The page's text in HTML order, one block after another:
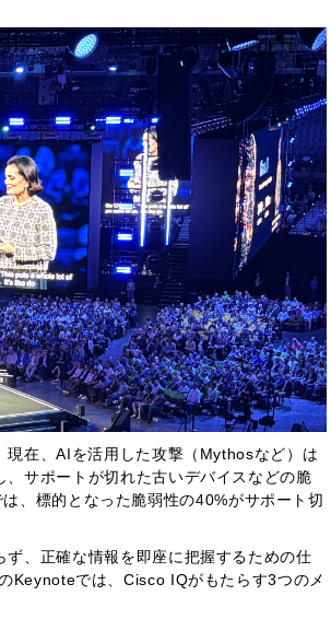
在、AIを活用した攻撃（Mythosなど）は
サポートが切れた古いデバイスなどの脆
、標的となった脆弱性の40%がサポート切
、正確な情報を即座に把握するための仕
Keynoteでは、Cisco IQがもたらす3つのメ